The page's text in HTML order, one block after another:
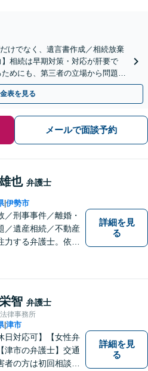
けでなく、遺言書作成／相続放棄
相続は早期対策・対応が肝要で
めにも、第三者の立場から問題を
早めにご相談ください。
表を見る
メールで面談予約
也 弁護士
|伊勢市
／刑事事件／離婚・
／遺産相続／不動産
力する弁護士。依頼
ご相談ください！
男女問題の経験多
詳細を見
る
智 弁護士
律事務所
|津市
日対応可】【女性弁
津市の弁護士】交通
者の方は初回相談無
詳細を見
る